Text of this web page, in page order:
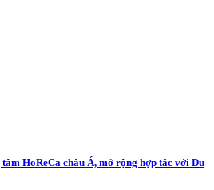
HoReCa châu Á, mở rộng hợp tác với Du